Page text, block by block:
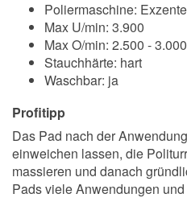
Poliermaschine:
Max U/min: 3.900
Max O/min: 2.500 - 3.000
Stauchhärte: hart
Waschbar: ja
Profitipp
Das Pad nach der
einweichen lassen, die
massieren und danach
Pads viele Anwendungen